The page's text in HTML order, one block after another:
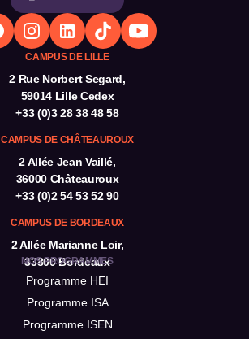
CAMPUS DE LILLE
2 Rue Norbert Segard,
59014 Lille Cedex
+33 (0)3 28 38 48 58
CAMPUS DE CHÂTEAUROUX
2 Allée Jean Vaillé,
36000 Châteauroux
+33 (0)2 54 53 52 90
CAMPUS DE BORDEAUX
2 Allée Marianne Loir,
33800 Bordeaux
NOS PROGRAMMES
Programme HEI
Programme ISA
Programme ISEN